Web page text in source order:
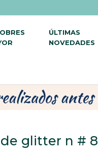
ÚLTIMAS
NOVEDADES
glitter n # 8